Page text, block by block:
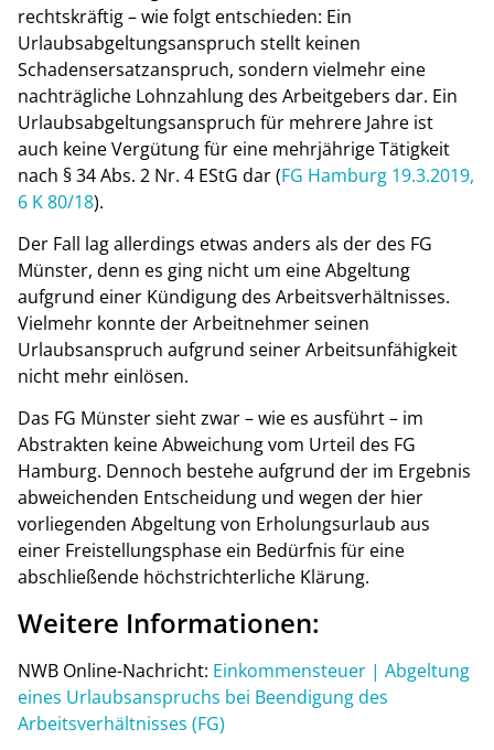
rechtskräftig – wie folgt entschieden: Ein
Urlaubsabgeltungsanspruch stellt keinen
Schadensersatzanspruch, sondern vielmehr eine
nachträgliche Lohnzahlung des Arbeitgebers dar. Ein
Urlaubsabgeltungsanspruch für mehrere Jahre ist
auch keine Vergütung für eine mehrjährige Tätigkeit
nach § 34 Abs. 2 Nr. 4 EStG dar (FG Hamburg 19.3.2019,
6 K 80/18).
Der Fall lag allerdings etwas anders als der des FG
Münster, denn es ging nicht um eine Abgeltung
aufgrund einer Kündigung des Arbeitsverhältnisses.
Vielmehr konnte der Arbeitnehmer seinen
Urlaubsanspruch aufgrund seiner Arbeitsunfähigkeit
nicht mehr einlösen.
Das FG Münster sieht zwar – wie es ausführt – im
Abstrakten keine Abweichung vom Urteil des FG
Hamburg. Dennoch bestehe aufgrund der im Ergebnis
abweichenden Entscheidung und wegen der hier
vorliegenden Abgeltung von Erholungsurlaub aus
einer Freistellungsphase ein Bedürfnis für eine
abschließende höchstrichterliche Klärung.
Weitere Informationen:
NWB Online-Nachricht: Einkommensteuer | Abgeltung
eines Urlaubsanspruchs bei Beendigung des
Arbeitsverhältnisses (FG)